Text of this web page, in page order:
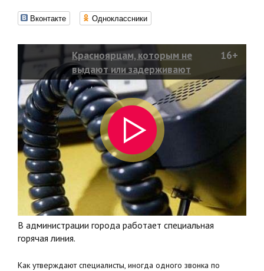
Вконтакте Одноклассники
Красноярцам, которым не
выдают или задерживают
заработную плату, предлагают
жаловаться!
16+
В администрации города работает специальная
горячая линия.
Как утверждают специалисты, иногда одного звонка по